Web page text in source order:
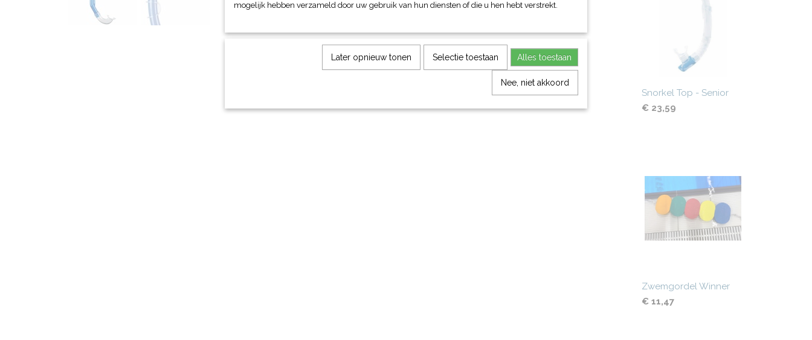
Snorkel Top - Senior
€ 23,59
Zwemgordel Winner
€ 11,47
mogelijk hebben verzameld door uw gebruik van hun diensten of die u hen hebt verstrekt.
Later opnieuw tonen Selectie toestaan Alles toestaan
Nee, niet akkoord